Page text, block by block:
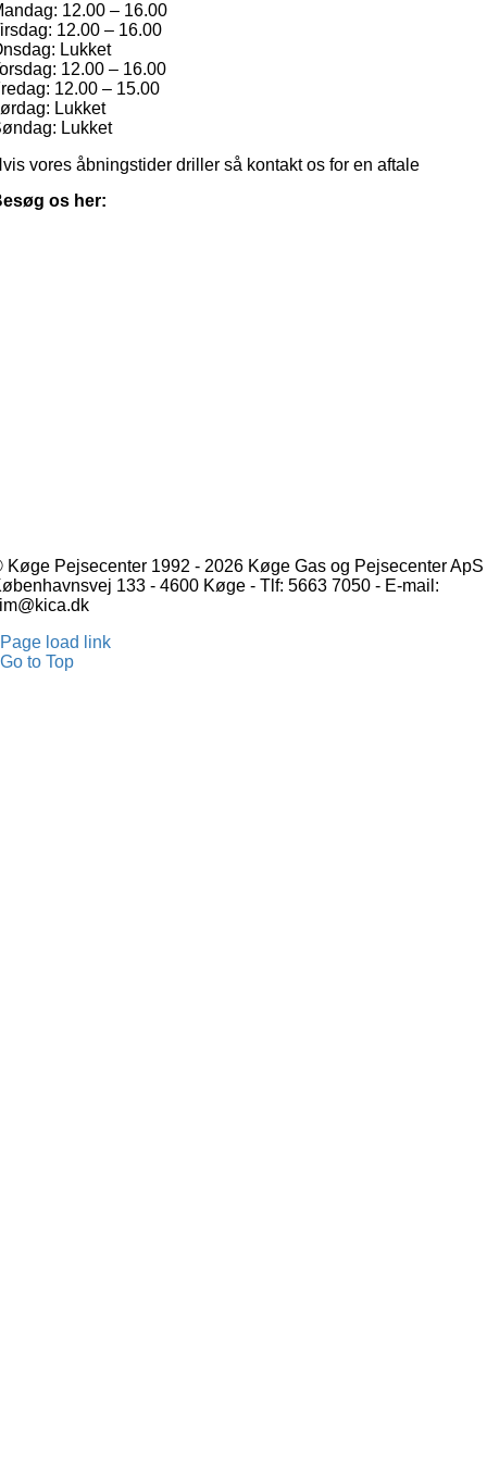
12.00 – 16.00
12.00 – 16.00
Lukket
12.00 – 16.00
12.00 – 15.00
Lukket
Lukket
vores åbningstider driller så kontakt os for en aftale
os her:
Køge Pejsecenter 1992 - 2026 Køge Gas og Pejsecenter ApS
133 - 4600 Køge - Tlf: 5663 7050 - E-mail:
Page load link
Go to Top